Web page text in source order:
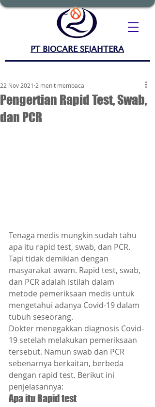
PT BIOCARE SEJAHTERA
Pengertian Rapid Test, Swab,
dan PCR
22 Nov 2021 2 menit membaca
Tenaga medis mungkin sudah tahu
apa itu rapid test, swab, dan PCR.
Tapi tidak demikian dengan
masyarakat awam. Rapid test, swab,
dan PCR adalah istilah dalam
metode pemeriksaan medis untuk
mengetahui adanya Covid-19 dalam
tubuh seseorang.
Dokter menegakkan diagnosis Covid-
19 setelah melakukan pemeriksaan
tersebut. Namun swab dan PCR
sebenarnya berkaitan, berbeda
dengan rapid test. Berikut ini
penjelasannya:
Apa itu Rapid test